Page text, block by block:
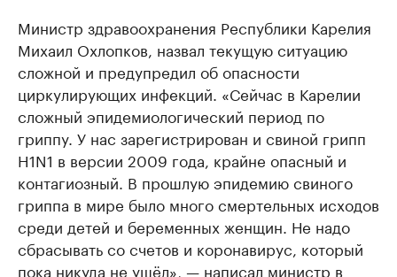
Министр здравоохранения Республики Карелия
Михаил Охлопков, назвал текущую ситуацию
сложной и предупредил об опасности
циркулирующих инфекций. «Сейчас в Карелии
сложный эпидемиологический период по
гриппу. У нас зарегистрирован и свиной грипп
H1N1 в версии 2009 года, крайне опасный и
контагиозный. В прошлую эпидемию свиного
гриппа в мире было много смертельных исходов
среди детей и беременных женщин. Не надо
сбрасывать со счетов и коронавирус, который
пока никуда не ушёл», — написал министр в